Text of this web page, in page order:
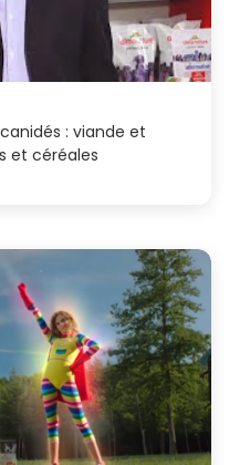
: viande et
et céréales